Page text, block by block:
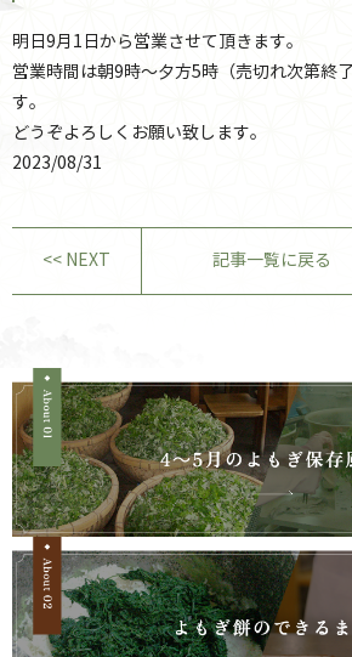
明日9月1日から営業させて頂きます。
営業時間は朝9時～夕方5時（売切れ次第終
す。
どうぞよろしくお願い致します。
2023/08/31
<< NEXT 記事一覧に戻る